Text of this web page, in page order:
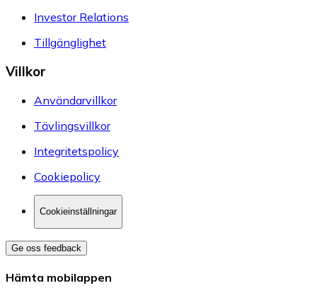
Investor Relations
Tillgänglighet
Villkor
Användarvillkor
Tävlingsvillkor
Integritetspolicy
Cookiepolicy
Cookieinställningar
Ge oss feedback
Hämta mobilappen